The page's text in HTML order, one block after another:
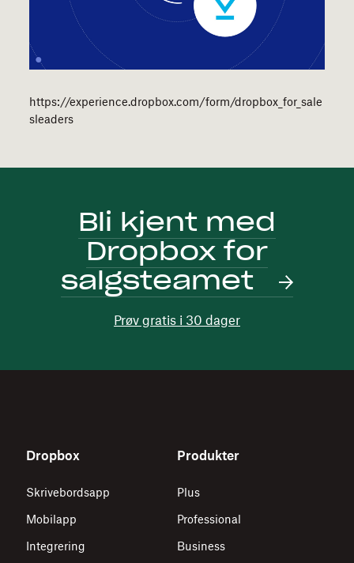
https://experience.dropbox.com/form/dropbox_for_sale
sleaders
Bli kjent med
Dropbox for
salgsteamet
Prøv gratis i 30 dager
Dropbox
Skrivebordsapp
Mobilapp
Integrering
Produkter
Plus
Professional
Business